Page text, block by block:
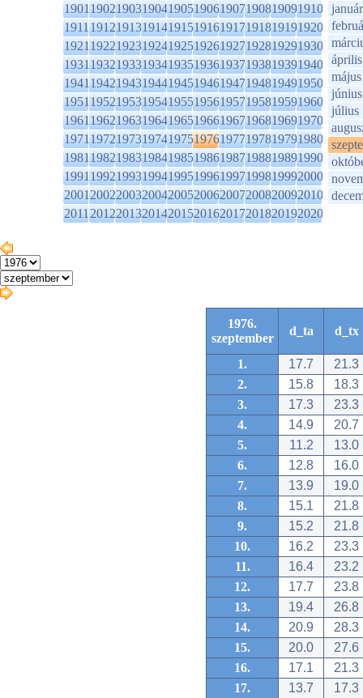
1901190219031904190519061907190819091910
1911191219131914191519161917191819191920
1921192219231924192519261927192819291930
1931193219331934193519361937193819391940
1941194219431944194519461947194819491950
1951195219531954195519561957195819591960
1961196219631964196519661967196819691970
1971197219731974197519761977197819791980
1981198219831984198519861987198819891990
1991199219931994199519961997199819992000
2001200220032004200520062007200820092010
2011201220132014201520162017201820192020
január
április
május
június
július
1976.
szeptember
d_ta d_tx
1. 17.7
21.3
2.
15.8
18.3
3.
17.3
23.3
4.
14.9
20.7
5.
11.2
13.0
6.
12.8
16.0
7.
13.9
19.0
8.
15.1
21.8
9.
15.2
21.8
10.
16.2
23.3
11.
16.4
23.2
12.
17.7
23.8
13.
19.4
26.8
14.
20.9
28.3
15.
20.0
27.6
16.
17.1
21.3
17.
13.7
17.3